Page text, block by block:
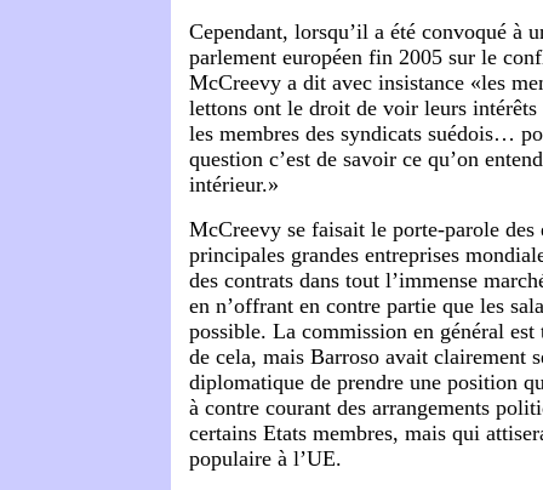
Cependant, lorsqu’il a été convoqué à
parlement européen fin 2005 sur le
McCreevy a dit avec insistance «les
lettons ont le droit de voir leurs intérêts
les membres des syndicats suédois…
question c’est de savoir ce qu’on
intérieur.»
McCreevy se faisait le porte-parole des
principales grandes entreprises
des contrats dans tout l’immense
en n’offrant en contre partie que les
possible. La commission en général
de cela, mais Barroso avait clairement
diplomatique de prendre une position
à contre courant des arrangements
certains Etats membres, mais qui
populaire à l’UE.